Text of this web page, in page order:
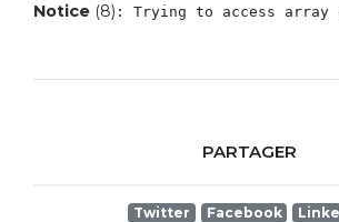
Notice (8) : Trying to access
PARTAGER
Twitter Facebook